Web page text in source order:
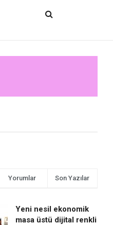
Yorumlar Son Yazılar
Yeni nesil ekonomik
masa üstü dijital renkli